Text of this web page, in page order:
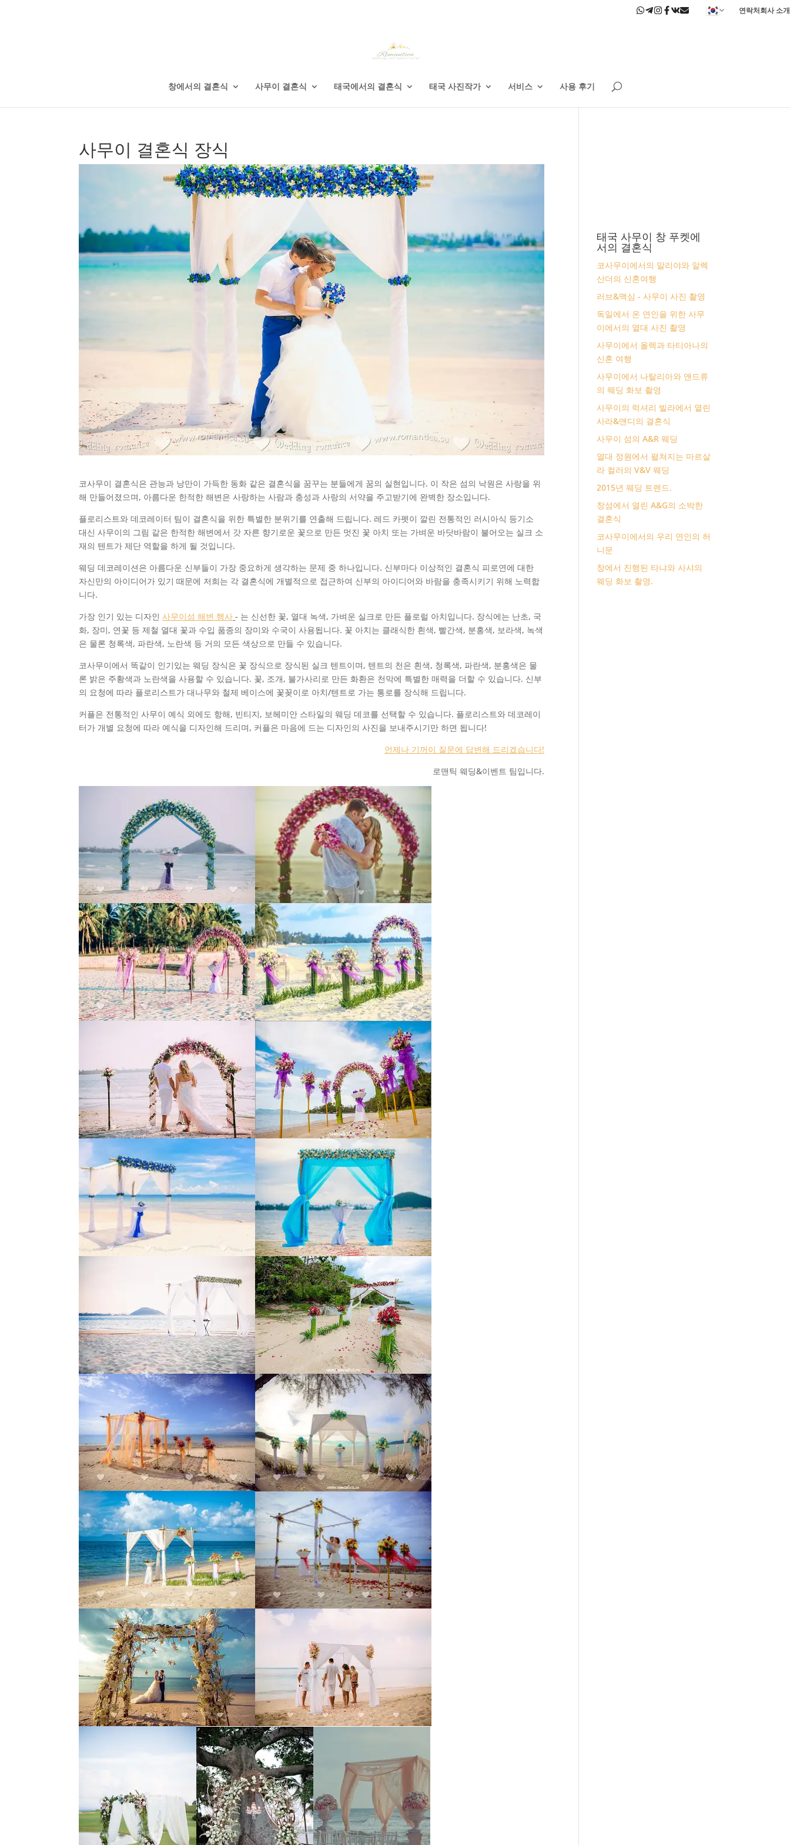
연락처회사 소개
창에서의 결혼식 사무이 결혼식 태국에서의 결혼식 태국 사진작가 서비스 사용 후기
사무이 결혼식 장식
코사무이 결혼식은 관능과 낭만이 가득한 동화 같은 결혼식을 꿈꾸는 분들에게 꿈의 실현입니다. 이 작은 섬의 낙원은 사랑을 위
해 만들어졌으며, 아름다운 한적한 해변은 사랑하는 사람과 충성과 사랑의 서약을 주고받기에 완벽한 장소입니다.
플로리스트와 데코레이터 팀이 결혼식을 위한 특별한 분위기를 연출해 드립니다. 레드 카펫이 깔린 전통적인 러시아식 등기소
대신 사무이의 그림 같은 한적한 해변에서 갓 자른 향기로운 꽃으로 만든 멋진 꽃 아치 또는 가벼운 바닷바람이 불어오는 실크 소
재의 텐트가 제단 역할을 하게 될 것입니다.
웨딩 데코레이션은 아름다운 신부들이 가장 중요하게 생각하는 문제 중 하나입니다. 신부마다 이상적인 결혼식 피로연에 대한
자신만의 아이디어가 있기 때문에 저희는 각 결혼식에 개별적으로 접근하여 신부의 아이디어와 바람을 충족시키기 위해 노력합
니다.
가장 인기 있는 디자인사무이섬 해변 행사 - 는 신선한 꽃, 열대 녹색, 가벼운 실크로 만든 플로럴 아치입니다. 장식에는 난초, 국
화, 장미, 연꽃 등 제철 열대 꽃과 수입 품종의 장미와 수국이 사용됩니다. 꽃 아치는 클래식한 흰색, 빨간색, 분홍색, 보라색, 녹색
은 물론 청록색, 파란색, 노란색 등 거의 모든 색상으로 만들 수 있습니다.
코사무이에서 똑같이 인기있는 웨딩 장식은 꽃 장식으로 장식된 실크 텐트이며, 텐트의 천은 흰색, 청록색, 파란색, 분홍색은 물
론 밝은 주황색과 노란색을 사용할 수 있습니다. 꽃, 조개, 불가사리로 만든 화환은 천막에 특별한 매력을 더할 수 있습니다. 신부
의 요청에 따라 플로리스트가 대나무와 철제 베이스에 꽃꽂이로 아치/텐트로 가는 통로를 장식해 드립니다.
커플은 전통적인 사무이 예식 외에도 항해, 빈티지, 보헤미안 스타일의 웨딩 데코를 선택할 수 있습니다. 플로리스트와 데코레이
터가 개별 요청에 따라 예식을 디자인해 드리며, 커플은 마음에 드는 디자인의 사진을 보내주시기만 하면 됩니다!
언제나 기꺼이 질문에 답변해 드리겠습니다!
로맨틱 웨딩&이벤트 팀입니다.
태국 사무이 창 푸켓에
서의 결혼식
코사무이에서의 알리야와 알렉
산더의 신혼여행
러브&맥심 - 사무이 사진 촬영
독일에서 온 연인을 위한 사무
이에서의 열대 사진 촬영
사무이에서 올렉과 타티아나의
신혼 여행
사무이에서 나탈리아와 앤드류
의 웨딩 화보 촬영
사무이의 럭셔리 빌라에서 열린
사라&앤디의 결혼식
사무이 섬의 A&R 웨딩
열대 정원에서 펼쳐지는 마르살
라 컬러의 V&V 웨딩
2015년 웨딩 트렌드.
창섬에서 열린 A&G의 소박한
결혼식
코사무이에서의 우리 연인의 허
니문
창에서 진행된 타냐와 사샤의
웨딩 화보 촬영.